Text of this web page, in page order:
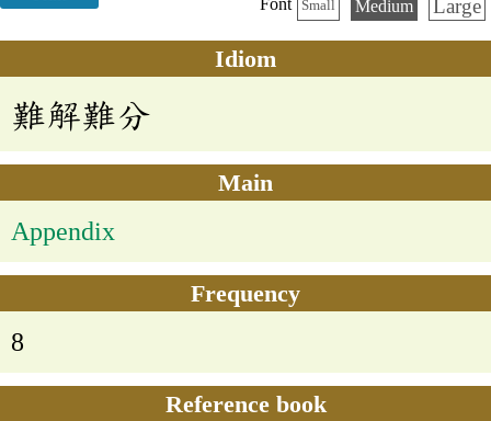
Font Small Medium Large
Idiom
難解難分
Main
Appendix
Frequency
8
Reference book